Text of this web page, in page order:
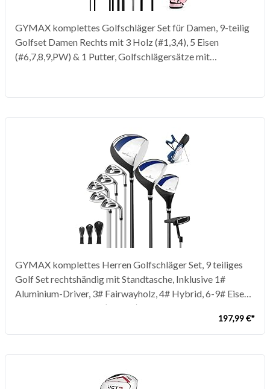
GYMAX komplettes Golfschläger Set für Damen, 9-teilig
Golfset Damen Rechts mit 3 Holz (#1,3,4), 5 Eisen
(#6,7,8,9,PW) & 1 Putter, Golfschlägersätze mit
GYMAX komplettes Herren Golfschläger Set, 9 teiliges
Golf Set rechtshändig mit Standtasche, Inklusive 1#
Aluminium-Driver, 3# Fairwayholz, 4# Hybrid, 6-9# Eisen,
P# Zink-Eisen, Putter (Rechts)
197,99 €*